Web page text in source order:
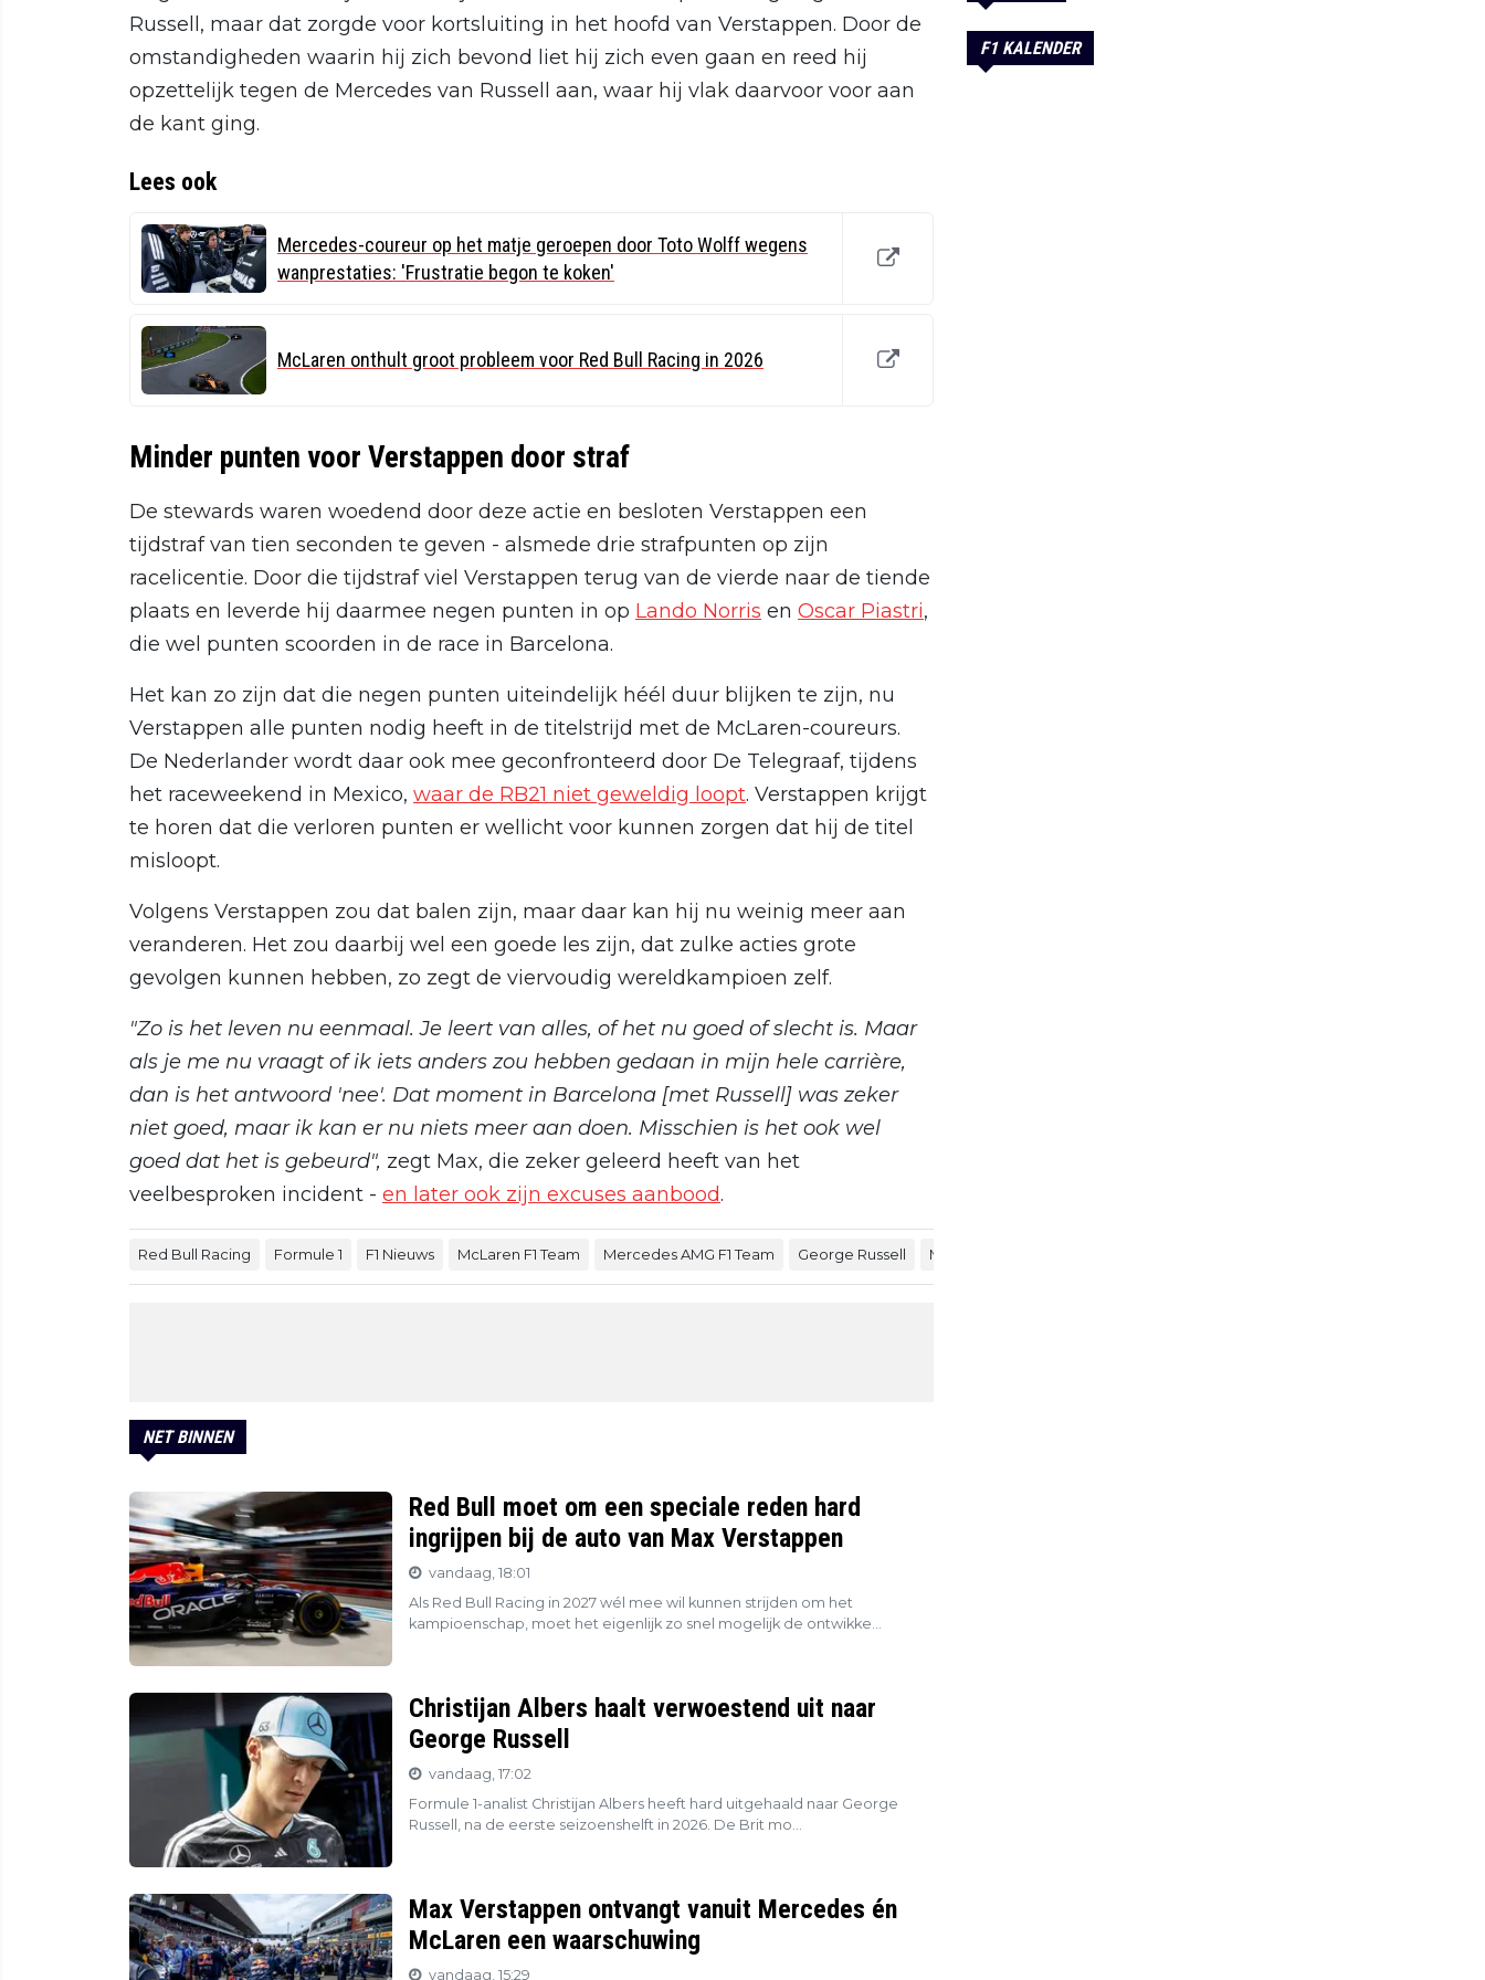
Russell, maar dat zorgde voor kortsluiting in het hoofd van Verstappen. Door de
omstandigheden waarin hij zich bevond liet hij zich even gaan en reed hij
opzettelijk tegen de Mercedes van Russell aan, waar hij vlak daarvoor voor aan
de kant ging.
Lees ook
Mercedes-coureur op het matje geroepen door Toto Wolff wegens
wanprestaties: 'Frustratie begon te koken'
McLaren onthult groot probleem voor Red Bull Racing in 2026
Minder punten voor Verstappen door straf
De stewards waren woedend door deze actie en besloten Verstappen een
tijdstraf van tien seconden te geven - alsmede drie strafpunten op zijn
racelicentie. Door die tijdstraf viel Verstappen terug van de vierde naar de tiende
plaats en leverde hij daarmee negen punten in op Lando Norris en Oscar Piastri,
die wel punten scoorden in de race in Barcelona.
Het kan zo zijn dat die negen punten uiteindelijk héél duur blijken te zijn, nu
Verstappen alle punten nodig heeft in de titelstrijd met de McLaren-coureurs.
De Nederlander wordt daar ook mee geconfronteerd door De Telegraaf, tijdens
het raceweekend in Mexico, waar de RB21 niet geweldig loopt. Verstappen krijgt
te horen dat die verloren punten er wellicht voor kunnen zorgen dat hij de titel
misloopt.
Volgens Verstappen zou dat balen zijn, maar daar kan hij nu weinig meer aan
veranderen. Het zou daarbij wel een goede les zijn, dat zulke acties grote
gevolgen kunnen hebben, zo zegt de viervoudig wereldkampioen zelf.
"Zo is het leven nu eenmaal. Je leert van alles, of het nu goed of slecht is. Maar
als je me nu vraagt of ik iets anders zou hebben gedaan in mijn hele carrière,
dan is het antwoord 'nee'. Dat moment in Barcelona [met Russell] was zeker
niet goed, maar ik kan er nu niets meer aan doen. Misschien is het ook wel
goed dat het is gebeurd", zegt Max, die zeker geleerd heeft van het
veelbesproken incident - en later ook zijn excuses aanbood.
Red Bull Racing Formule 1 F1 Nieuws McLaren F1 Team Mercedes AMG F1 Team George Russell Max Verstappen
NET BINNEN
Red Bull moet om een speciale reden hard
ingrijpen bij de auto van Max Verstappen
vandaag, 18:01
Als Red Bull Racing in 2027 wél mee wil kunnen strijden om het
kampioenschap, moet het eigenlijk zo snel mogelijk de ontwikke...
Christijan Albers haalt verwoestend uit naar
George Russell
vandaag, 17:02
Formule 1-analist Christijan Albers heeft hard uitgehaald naar George
Russell, na de eerste seizoenshelft in 2026. De Brit mo...
Max Verstappen ontvangt vanuit Mercedes én
McLaren een waarschuwing
vandaag, 15:29
F1 KALENDER